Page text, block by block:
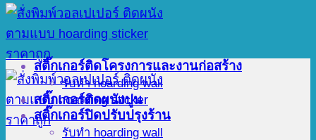
สติ๊กเกอร์ติดโครงการและงานก่อสร้าง
รับทำ hoarding wall
สติ๊กเกอร์ติดผนังปูน
สติ๊กเกอร์ปิดปรับปรุงร้าน
รับทำ hoarding wall